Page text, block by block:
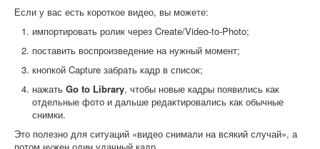
Если у вас есть короткое видео, вы можете:
импортировать ролик через Create/Video-to-Photo;
поставить воспроизведение на нужный момент;
кнопкой Capture забрать кадр в список;
нажать Go to Library, чтобы новые кадры появились как
отдельные фото и дальше редактировались как обычные
снимки.
Это полезно для ситуаций «видео снимали на всякий случай», а